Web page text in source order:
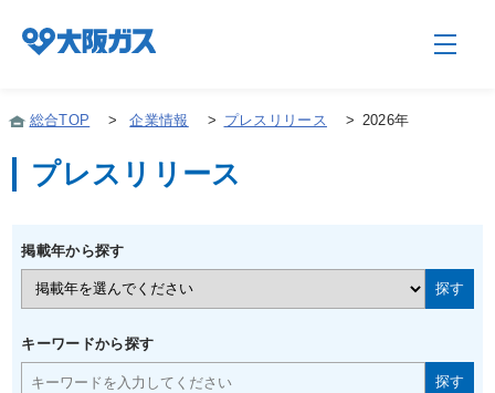
企業情報TOP
企業/グループについて
社会貢献
総合TOP > 企業情報 > プレスリリース > 2026年
プレスリリース
掲載年から探す
キーワードから探す